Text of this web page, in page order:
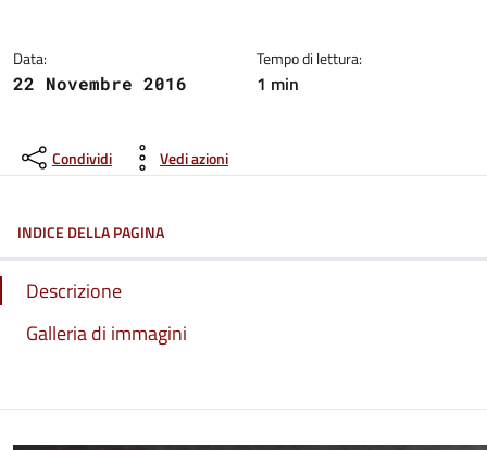
Data:
22 Novembre 2016
Tempo di lettura:
1 min
Condividi Vedi azioni
INDICE DELLA PAGINA
Descrizione
Galleria di immagini